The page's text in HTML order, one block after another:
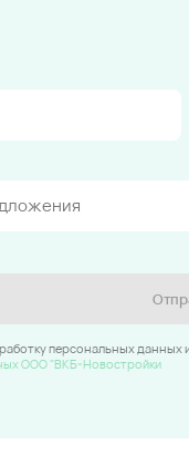
персональных
ООО "ВКБ-Новостройки